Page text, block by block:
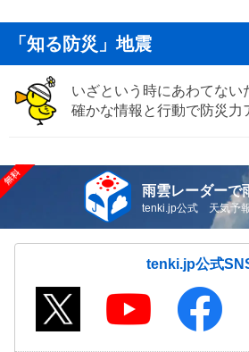
「知る防災」地震
いざという時にあわてない
確かな情報と行動で防災力
雨雲レーダーで
tenki.jp公式 天気予
tenki.jp公式